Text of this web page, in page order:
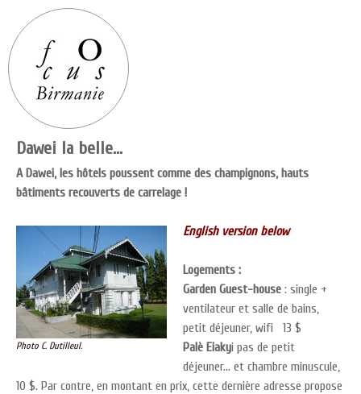
Dawei la belle…
A Dawei, les hôtels poussent comme des champignons, hauts
bâtiments recouverts de carrelage !
Photo C. Dutilleul.
English version below
Logements :
Garden Guest-house : single +
ventilateur et salle de bains,
petit déjeuner, wifi 13 $
Palè Eiakyi pas de petit
déjeuner… et chambre minuscule,
10 $. Par contre, en montant en prix, cette dernière adresse propose